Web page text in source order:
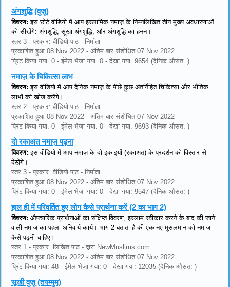
अंगशुद्धि (वुज़ू)
विवरण: इस छोटे वीडियो में आप इस्लामिक नमाज़ के निम्नलिखित तीन मुख्य अवधारणाओं
को सीखेंगे: अंगशुद्धि, सूखा अंगशुद्धि, और अंगशुद्धि का हनन।
स्तर 3 - प्रकार: वीडियो पाठ - निर्माता
प्रकाशित हुआ 08 Nov 2022 - अंतिम बार संशोधित 07 Nov 2022
प्रिंट किया गया: 0 - ईमेल भेजा गया: 0 - देखा गया: 9654 (दैनिक औसत: )
नमाज़ के चिकित्सा लाभ
विवरण: इस वीडियो में आप दैनिक नमाज़ के पीछे कुछ अंतर्निहित चिकित्सा और भौतिक
लाभों की खोज करेंगे।
स्तर 2 - प्रकार: वीडियो पाठ - निर्माता
प्रकाशित हुआ 08 Nov 2022 - अंतिम बार संशोधित 07 Nov 2022
प्रिंट किया गया: 0 - ईमेल भेजा गया: 0 - देखा गया: 9693 (दैनिक औसत: )
दो रकाअत नमाज़ पढ़ना
विवरण: इस वीडियो में आप नमाज़ के दो इकाइयों (रकाअत) के प्रदर्शन को विस्तार से
देखेंगे।
स्तर 3 - प्रकार: वीडियो पाठ - निर्माता
प्रकाशित हुआ 08 Nov 2022 - अंतिम बार संशोधित 07 Nov 2022
प्रिंट किया गया: 0 - ईमेल भेजा गया: 0 - देखा गया: 9547 (दैनिक औसत: )
हाल ही में परिवर्तित हुए लोग कैसे प्रार्थना करें (2 का भाग 2)
विवरण: औपचारिक प्रार्थनाओं का संक्षिप्त विवरण, इस्लाम स्वीकार करने के बाद की जाने
वाली नमाज का पहला अनिवार्य कार्य। भाग 2 बताता है की एक नए मुसलमान को नमाज
कैसे पढ़नी चाहिए।
स्तर 1 - प्रकार: लिखित पाठ - द्वारा NewMuslims.com
प्रकाशित हुआ 08 Nov 2022 - अंतिम बार संशोधित 07 Nov 2022
प्रिंट किया गया: 48 - ईमेल भेजा गया: 0 - देखा गया: 12035 (दैनिक औसत: )
सूखी वुज़ू (तयम्मुम)